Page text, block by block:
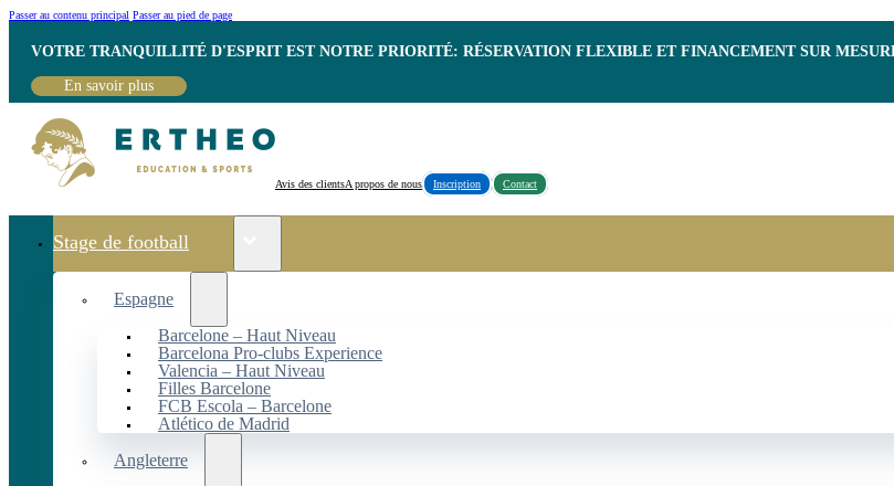
Passer au contenu principal Passer au pied de page
VOTRE TRANQUILLITÉ D'ESPRIT EST NOTRE PRIORITÉ: RÉSERVATION FLEXIBLE ET FINANCEMENT SUR
En savoir plus
Avis des clientsA propos de nous Inscription Contact
Stage de football
Espagne
Barcelone – Haut Niveau
Barcelona Pro-clubs Experience
Valencia – Haut Niveau
Filles Barcelone
FCB Escola – Barcelone
Atlético de Madrid
Angleterre